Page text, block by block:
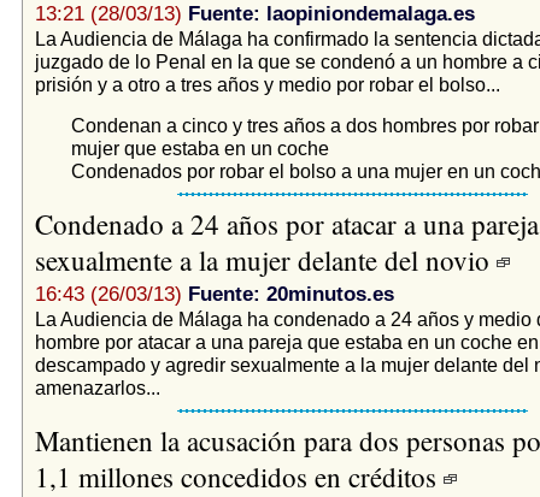
13:21 (28/03/13) Fuente: laopiniondemalaga.es
La Audiencia de Málaga ha confirmado la sentencia
juzgado de lo Penal en la que se condenó a un hombre a
prisión y a otro a tres años y medio por robar el bolso...
Condenan a cinco y tres años a dos hombres por
mujer que estaba en un coche
Condenados por robar el bolso a una mujer en un
Condenado a 24 años por atacar a una
sexualmente a la mujer delante del novio
16:43 (26/03/13) Fuente: 20minutos.es
La Audiencia de Málaga ha condenado a 24 años y medio
hombre por atacar a una pareja que estaba en un coche
descampado y agredir sexualmente a la mujer delante del
amenazarlos...
Mantienen la acusación para dos personas
1,1 millones concedidos en créditos